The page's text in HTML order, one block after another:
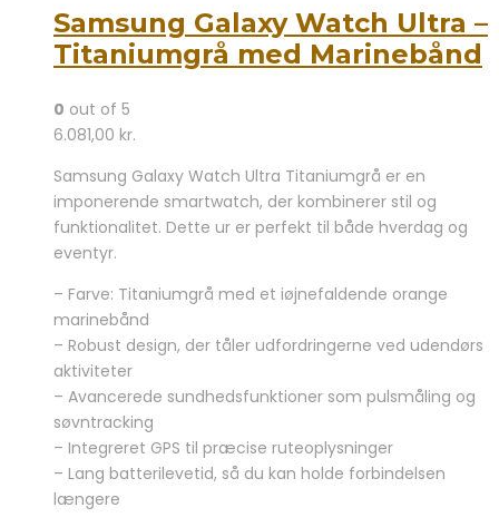
Samsung Galaxy Watch Ultra –
Titaniumgrå med Marinebånd
0 out of 5
6.081,00 kr.
Samsung Galaxy Watch Ultra Titaniumgrå er en
imponerende smartwatch, der kombinerer stil og
funktionalitet. Dette ur er perfekt til både hverdag og
eventyr.
– Farve: Titaniumgrå med et iøjnefaldende orange
marinebånd
– Robust design, der tåler udfordringerne ved udendørs
aktiviteter
– Avancerede sundhedsfunktioner som pulsmåling og
søvntracking
– Integreret GPS til præcise ruteoplysninger
– Lang batterilevetid, så du kan holde forbindelsen
længere